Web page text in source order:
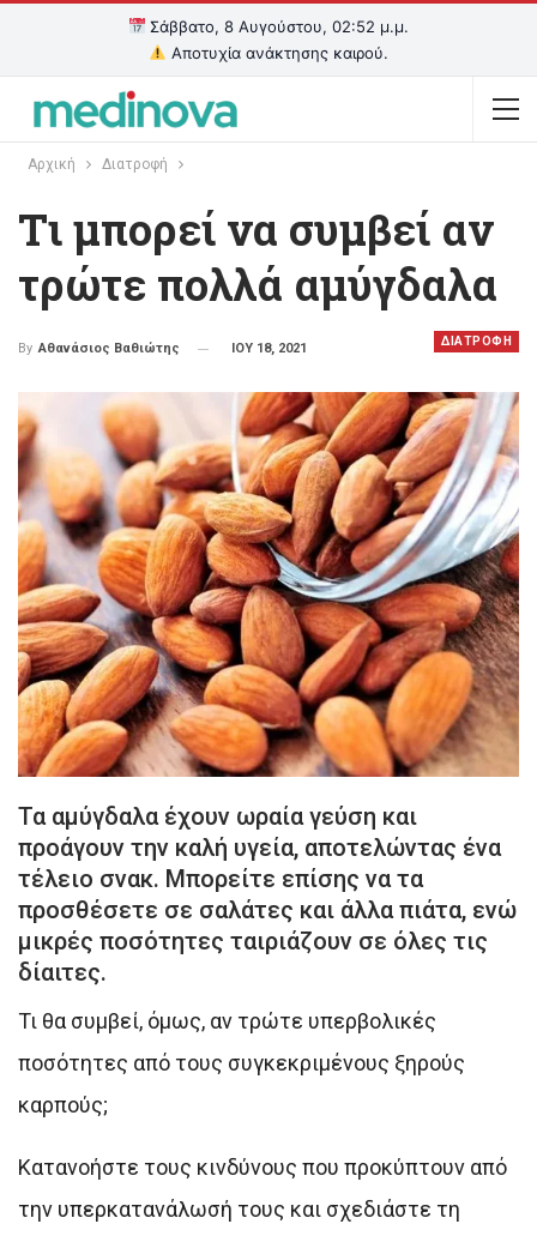
Σάββατο, 8 Αυγούστου, 02:52 μ.μ.
Αποτυχία ανάκτησης καιρού.
Αρχική Διατροφή
Tι μπορεί να συμβεί αν
τρώτε πολλά αμύγδαλα
ΔΙΑΤΡΟΦΗ
By Αθανάσιος Βαθιώτης ΙΟΥ 18, 2021
Τα αμύγδαλα έχουν ωραία γεύση και
προάγουν την καλή υγεία, αποτελώντας ένα
τέλειο σνακ. Μπορείτε επίσης να τα
προσθέσετε σε σαλάτες και άλλα πιάτα, ενώ
μικρές ποσότητες ταιριάζουν σε όλες τις
δίαιτες.
Τι θα συμβεί, όμως, αν τρώτε υπερβολικές
ποσότητες από τους συγκεκριμένους ξηρούς
καρπούς;
Κατανοήστε τους κινδύνους που προκύπτουν από
την υπερκατανάλωσή τους και σχεδιάστε τη